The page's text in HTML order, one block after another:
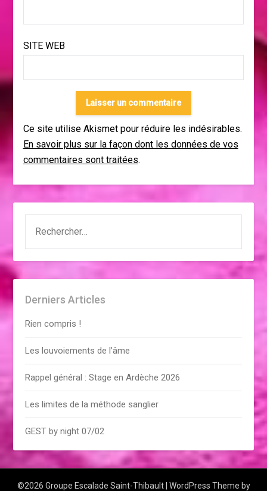
SITE WEB
Ce site utilise Akismet pour réduire les indésirables.
En savoir plus sur la façon dont les données de vos
commentaires sont traitées.
Derniers Articles
Rien compris !
Les louvoiements de l’âme
Rappel général : Stage en Ardèche 2026
Les limites de la méthode sanglier
GEST by night 07/02
©2026 Groupe Escalade Saint-Thibault | WordPress Theme by